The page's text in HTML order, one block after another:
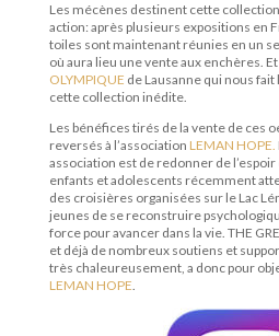
Les mécènes destinent cette
action: après plusieurs expositions en
toiles sont maintenant réunies en un
où aura lieu une vente aux enchères. Et
OLYMPIQUE de Lausanne qui nous
cette collection inédite.
Les bénéfices tirés de la vente de ces
reversés à l’association LEMAN HOPE.
association est de redonner de l’espoir
enfants et adolescents récemment
des croisières organisées sur le Lac
jeunes de se reconstruire
force pour avancer dans la vie. THE
et déjà de nombreux soutiens et
très chaleureusement, a donc pour
LEMAN HOPE.